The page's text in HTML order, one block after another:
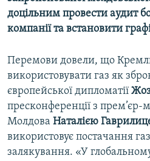
доцільним провести аудит
компанії та встановити
Перемови довели, що
використовувати газ як
європейської дипломатії
пресконференції з прем’єр-
Молдова Наталією
використовує постачання
залякування. «У